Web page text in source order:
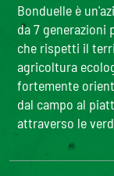
Bonduelle è
da 7 generazioni
che rispetti il
agricoltura
fortemente
dal campo al
attraverso le